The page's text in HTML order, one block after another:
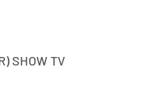
SHOW TV